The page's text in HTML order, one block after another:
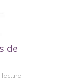
de
lecture